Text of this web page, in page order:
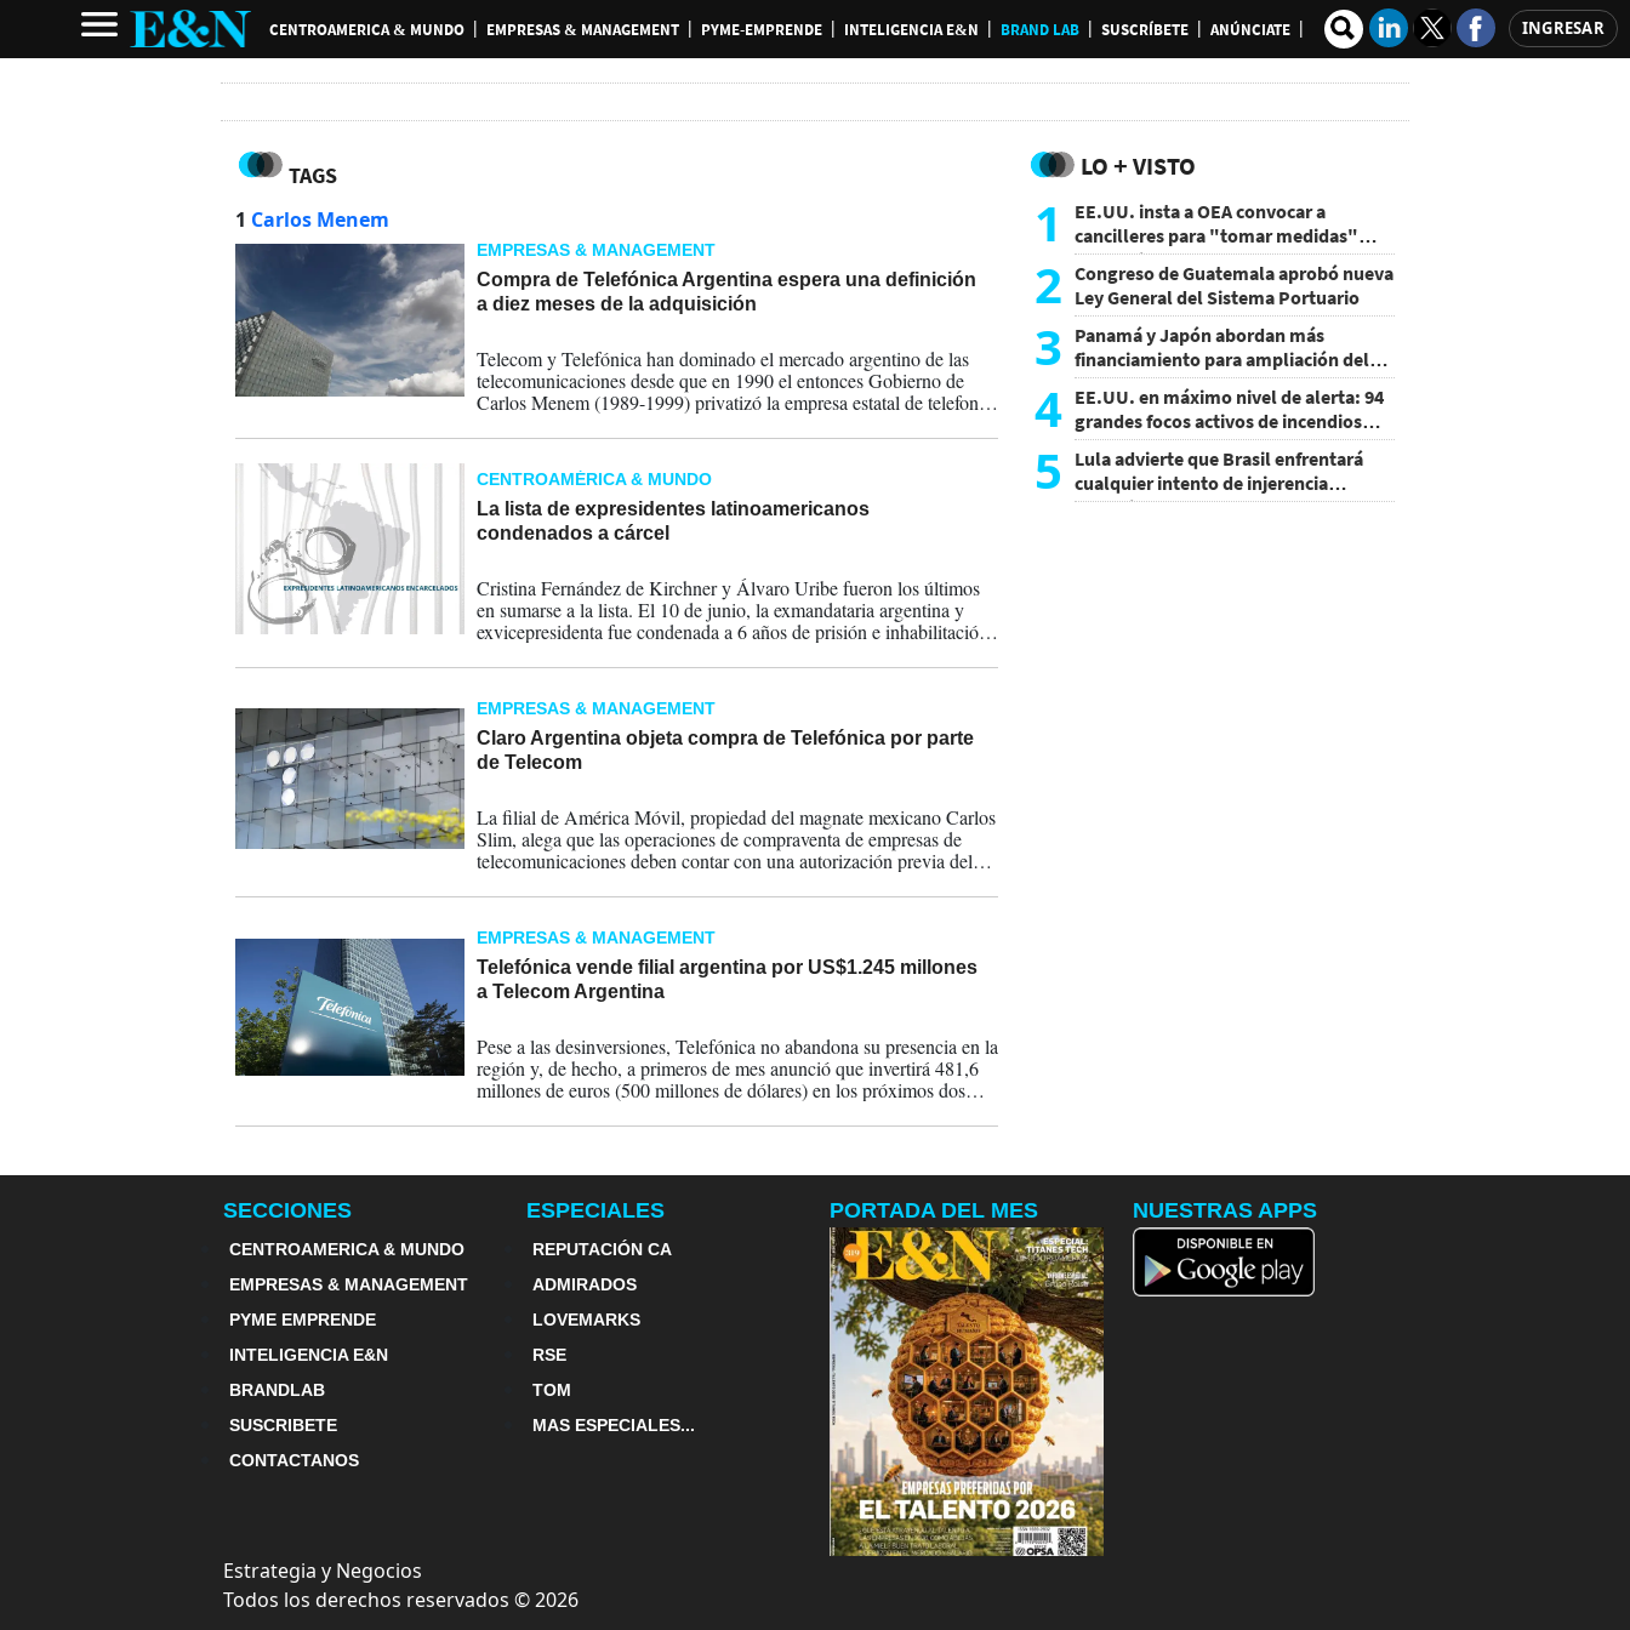
CENTROAMERICA & MUNDO EMPRESAS & MANAGEMENT PYME-EMPRENDE INTELIGENCIA E&N BRAND LAB SUSCRÍBETE ANÚNCIATE INGRESAR
TAGS
1 Carlos Menem
EMPRESAS & MANAGEMENT
Compra de Telefónica Argentina espera una definición
a diez meses de la adquisición
Telecom y Telefónica han dominado el mercado argentino de las
telecomunicaciones desde que en 1990 el entonces Gobierno de
Carlos Menem (1989-1999) privatizó la empresa estatal de telefonía
dos empresas.
CENTROAMÉRICA & MUNDO
La lista de expresidentes latinoamericanos
condenados a cárcel
Cristina Fernández de Kirchner y Álvaro Uribe fueron los últimos
en sumarse a la lista. El 10 de junio, la exmandataria argentina y
exvicepresidenta fue condenada a 6 años de prisión e inhabilitación
viales. Mientras que el colombiano recibió una pena este 28 de julio.
EMPRESAS & MANAGEMENT
Claro Argentina objeta compra de Telefónica por parte
de Telecom
La filial de América Móvil, propiedad del magnate mexicano Carlos
Slim, alega que las operaciones de compraventa de empresas de
telecomunicaciones deben contar con una autorización previa del
EMPRESAS & MANAGEMENT
Telefónica vende filial argentina por US$1.245 millones
a Telecom Argentina
Pese a las desinversiones, Telefónica no abandona su presencia en la
región y, de hecho, a primeros de mes anunció que invertirá 481,6
millones de euros (500 millones de dólares) en los próximos dos
red ya existente de 4G/LTE en la banda de 2.600 megahercios
LO + VISTO
1
EE.UU. insta a OEA convocar a
cancilleres para "tomar medidas"
sobre Nicaragua
2 Congreso de Guatemala aprobó nueva
Ley General del Sistema Portuario
3 Panamá y Japón abordan más
financiamiento para ampliación del
metro
4 EE.UU. en máximo nivel de alerta: 94
grandes focos activos de incendios
forestales
5
Lula advierte que Brasil enfrentará
cualquier intento de injerencia
extranjera
SECCIONES
CENTROAMERICA & MUNDO
EMPRESAS & MANAGEMENT
PYME EMPRENDE
INTELIGENCIA E&N
BRANDLAB
SUSCRIBETE
CONTACTANOS
ESPECIALES
REPUTACIÓN CA
ADMIRADOS
LOVEMARKS
RSE
TOM
MAS ESPECIALES...
PORTADA DEL MES NUESTRAS APPS
Estrategia y Negocios
Todos los derechos reservados ©2026